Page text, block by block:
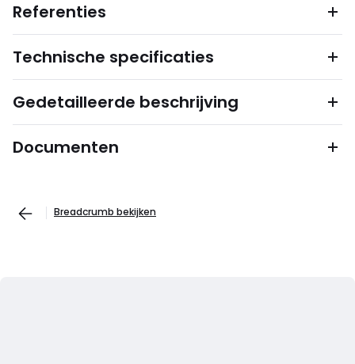
Referenties
Technische specificaties
Gedetailleerde beschrijving
Documenten
Breadcrumb bekijken